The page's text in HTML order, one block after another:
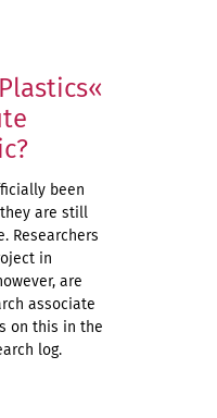
been
they are still
Researchers
in
are
associate
on this in the
log.